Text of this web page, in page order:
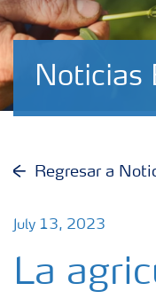
Noticias
Regresar a
July 13, 2023
La